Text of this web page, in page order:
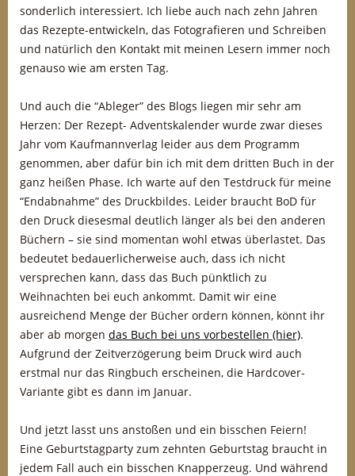
sonderlich interessiert. Ich liebe auch nach zehn Jahren
das Rezepte-entwickeln, das Fotografieren und Schreiben
und natürlich den Kontakt mit meinen Lesern immer noch
genauso wie am ersten Tag.
Und auch die “Ableger” des Blogs liegen mir sehr am
Herzen: Der Rezept- Adventskalender wurde zwar dieses
Jahr vom Kaufmannverlag leider aus dem Programm
genommen, aber dafür bin ich mit dem dritten Buch in der
ganz heißen Phase. Ich warte auf den Testdruck für meine
“Endabnahme” des Druckbildes. Leider braucht BoD für
den Druck diesesmal deutlich länger als bei den anderen
Büchern – sie sind momentan wohl etwas überlastet. Das
bedeutet bedauerlicherweise auch, dass ich nicht
versprechen kann, dass das Buch pünktlich zu
Weihnachten bei euch ankommt. Damit wir eine
ausreichend Menge der Bücher ordern können, könnt ihr
aber ab morgen das Buch bei uns vorbestellen (hier).
Aufgrund der Zeitverzögerung beim Druck wird auch
erstmal nur das Ringbuch erscheinen, die Hardcover-
Variante gibt es dann im Januar.
Und jetzt lasst uns anstoßen und ein bisschen Feiern!
Eine Geburtstagparty zum zehnten Geburtstag braucht in
jedem Fall auch ein bisschen Knapperzeug. Und während